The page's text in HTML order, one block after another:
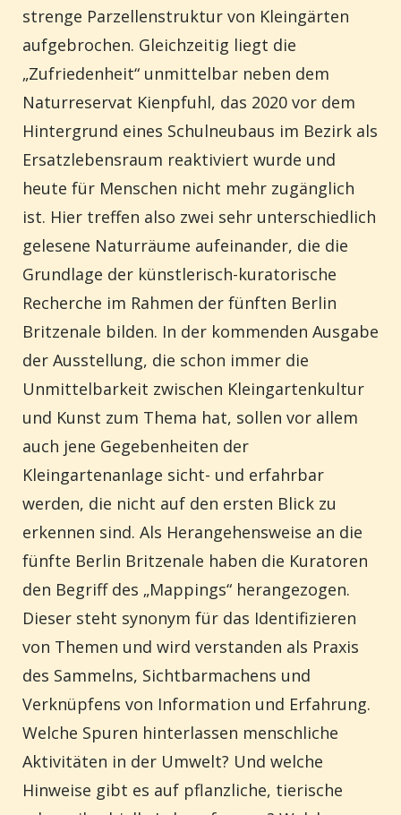
strenge Parzellenstruktur von Kleingärten
aufgebrochen. Gleichzeitig liegt die
„Zufriedenheit“ unmittelbar neben dem
Naturreservat Kienpfuhl, das 2020 vor dem
Hintergrund eines Schulneubaus im Bezirk als
Ersatzlebensraum reaktiviert wurde und
heute für Menschen nicht mehr zugänglich
ist. Hier treffen also zwei sehr unterschiedlich
gelesene Naturräume aufeinander, die die
Grundlage der künstlerisch-kuratorische
Recherche im Rahmen der fünften Berlin
Britzenale bilden. In der kommenden Ausgabe
der Ausstellung, die schon immer die
Unmittelbarkeit zwischen Kleingartenkultur
und Kunst zum Thema hat, sollen vor allem
auch jene Gegebenheiten der
Kleingartenanlage sicht- und erfahrbar
werden, die nicht auf den ersten Blick zu
erkennen sind. Als Herangehensweise an die
fünfte Berlin Britzenale haben die Kuratoren
den Begriff des „Mappings“ herangezogen.
Dieser steht synonym für das Identifizieren
von Themen und wird verstanden als Praxis
des Sammelns, Sichtbarmachens und
Verknüpfens von Information und Erfahrung.
Welche Spuren hinterlassen menschliche
Aktivitäten in der Umwelt? Und welche
Hinweise gibt es auf pflanzliche, tierische